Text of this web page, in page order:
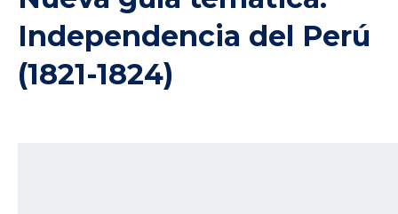
Independencia del Perú
(1821-1824)